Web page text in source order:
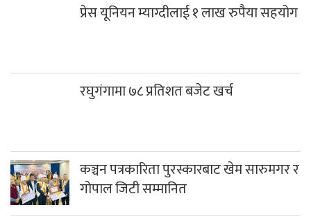
प्रेस यूनियन म्याग्दीलाई १ लाख रुपैया सहयोग
रघुगंगामा ७८ प्रतिशत बजेट खर्च
कञ्चन पत्रकारिता पुरस्कारबाट खेम सारुमगर र
गोपाल जिटी सम्मानित